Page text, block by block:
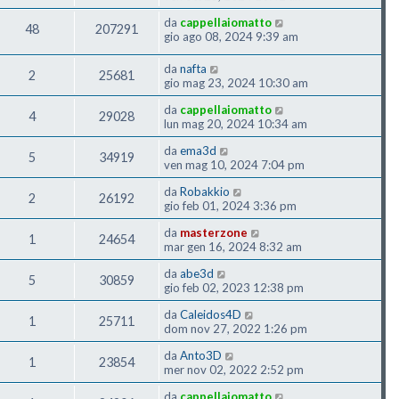
48 207291 da cappellaiomatto
gio ago 08, 2024 9:39 am
2 25681 da nafta
gio mag 23, 2024 10:30 am
4 29028 da cappellaiomatto
lun mag 20, 2024 10:34 am
5 34919 da ema3d
ven mag 10, 2024 7:04 pm
2 26192 da Robakkio
gio feb 01, 2024 3:36 pm
1 24654 da masterzone
mar gen 16, 2024 8:32 am
5 30859 da abe3d
gio feb 02, 2023 12:38 pm
1 25711 da Caleidos4D
dom nov 27, 2022 1:26 pm
1 23854 da Anto3D
mer nov 02, 2022 2:52 pm
da cappellaiomatto